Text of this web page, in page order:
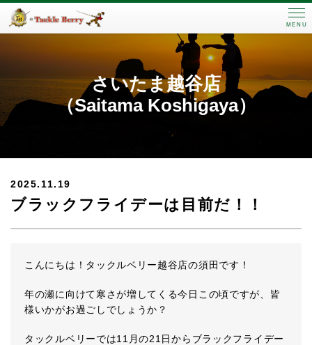
MENU
さいたま越谷店
（Saitama Koshigaya）
2025.11.19
ブラックフライデーは目前だ！！
こんにちは！タックルベリー越谷店の須田です！
年の瀬に向けて寒さが増してくる今日この頃ですが、皆
様いかがお過ごしでしょうか？
タックルベリーでは11月の21日からブラックフライデー